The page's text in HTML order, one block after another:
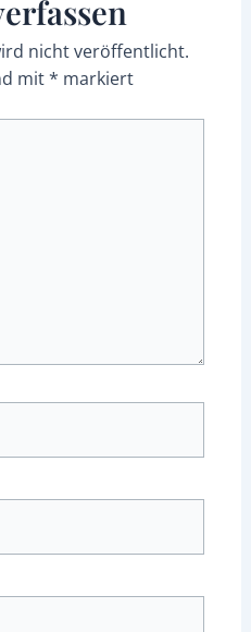
nicht veröffentlicht.
mit* markiert